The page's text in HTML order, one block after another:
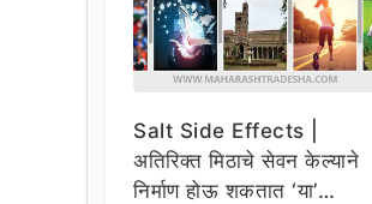
Salt Side Effects |
अतिरिक्त मिठाचे सेवन केल्याने
निर्माण होऊ शकतात ‘या’